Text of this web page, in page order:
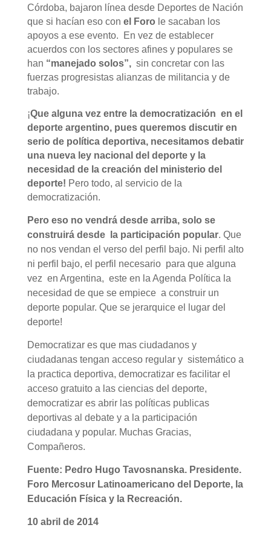
Córdoba, bajaron línea desde Deportes de Nación
que si hacían eso con el Foro le sacaban los
apoyos a ese evento. En vez de establecer
acuerdos con los sectores afines y populares se
han “manejado solos”,sin concretar con las
fuerzas progresistas alianzas de militancia y de
trabajo.
¡Que alguna vez entre la democratización en el
deporte argentino, pues queremos discutir en
serio de política deportiva, necesitamos debatir
una nueva ley nacional del deporte y la
necesidad de la creación del ministerio del
deporte! Pero todo, al servicio de la
democratización.
Pero eso no vendrá desde arriba, solo se
construirá desde la participación popular. Que
no nos vendan el verso del perfil bajo. Ni perfil alto
ni perfil bajo, el perfil necesario para que alguna
vez en Argentina, este en la Agenda Política la
necesidad de que se empiece a construir un
deporte popular. Que se jerarquice el lugar del
deporte!
Democratizar es que mas ciudadanos y
ciudadanas tengan acceso regular y sistemático a
la practica deportiva, democratizar es facilitar el
acceso gratuito a las ciencias del deporte,
democratizar es abrir las políticas publicas
deportivas al debate y a la participación
ciudadana y popular. Muchas Gracias,
Compañeros.
Fuente: Pedro Hugo Tavosnanska. Presidente.
Foro Mercosur Latinoamericano del Deporte, la
Educación Física y la Recreación.
10 abril de 2014